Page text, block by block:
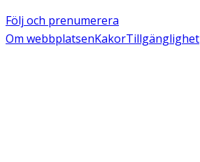
Följ och prenumerera
Om webbplatsenKakorTillgänglighet